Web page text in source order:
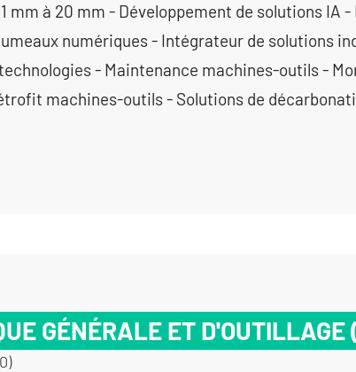
mm à 20 mm - Développement de solutions IA
numériques - Intégrateur de solutions
- Maintenance machines-outils -
machines-outils - Solutions de
GÉNÉRALE ET D'OUTILLAGE